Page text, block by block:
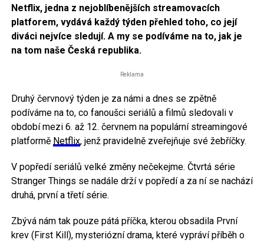
Netflix, jedna z nejoblíbenějších streamovacích
platforem, vydává každý týden přehled toho, co její
diváci nejvíce sledují. A my se podíváme na to, jak je
na tom naše Česká republika.
Reklama
Druhý červnový týden je za námi a dnes se zpětně
podíváme na to, co fanoušci seriálů a filmů sledovali v
období mezi 6. až 12. červnem na populární streamingové
platformě Netflix, jenž pravidelně zveřejňuje své žebříčky.
V popředí seriálů velké změny nečekejme. Čtvrtá série
Stranger Things se nadále drží v popředí a za ní se nachází
druhá, první a třetí série.
Zbývá nám tak pouze pátá příčka, kterou obsadila První
krev (First Kill), mysteriózní drama, které vypráví příběh o